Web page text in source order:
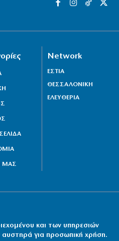
ΜΑΣ
Network
ΕΣΤΙΑ
ΘΕΣΣΑΛΟΝΙΚΗ
ΕΛΕΥΘΕΡΙΑ
και των υπηρεσιών
αυστηρά για προσωπική χρήση.